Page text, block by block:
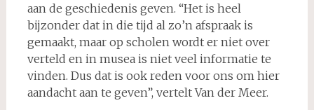
aan de geschiedenis geven. “Het is heel
bijzonder dat in die tijd al zo’n afspraak is
gemaakt, maar op scholen wordt er niet over
verteld en in musea is niet veel informatie te
vinden. Dus dat is ook reden voor ons om hier
aandacht aan te geven”, vertelt Van der Meer.